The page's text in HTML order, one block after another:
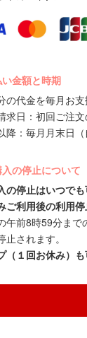
金額と時期
の代金を毎月お
求日：初回ご注文
降：毎月月末日（
の停止について
の停止はいつで
ご利用後の利用停
午前8時59分ま
止されます。
（１回お休み）も